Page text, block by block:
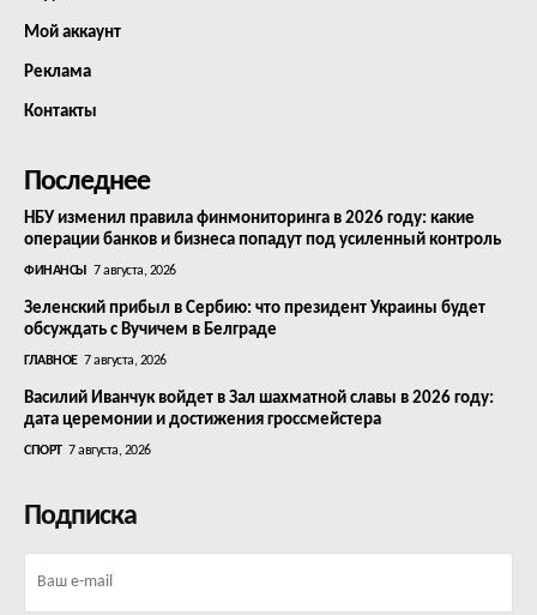
Мой аккаунт
Реклама
Контакты
Последнее
НБУ изменил правила финмониторинга в 2026 году: какие
операции банков и бизнеса попадут под усиленный контроль
ФИНАНСЫ 7 августа, 2026
Зеленский прибыл в Сербию: что президент Украины будет
обсуждать с Вучичем в Белграде
ГЛАВНОЕ 7 августа, 2026
Василий Иванчук войдет в Зал шахматной славы в 2026 году:
дата церемонии и достижения гроссмейстера
СПОРТ 7 августа, 2026
Подписка